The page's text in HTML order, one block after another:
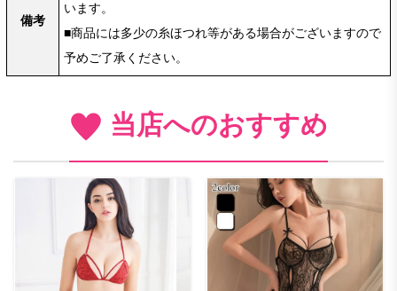
備考
います。
■商品には多少の糸ほつれ等がある場合がございますので
予めご了承ください。
当店へのおすすめ